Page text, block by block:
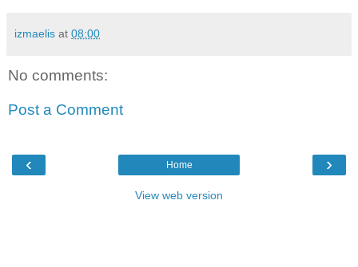
izmaelis at 08:00
No comments:
Post a Comment
‹ ›
Home
View web version